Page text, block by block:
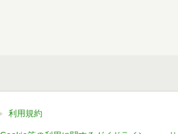
利用規約